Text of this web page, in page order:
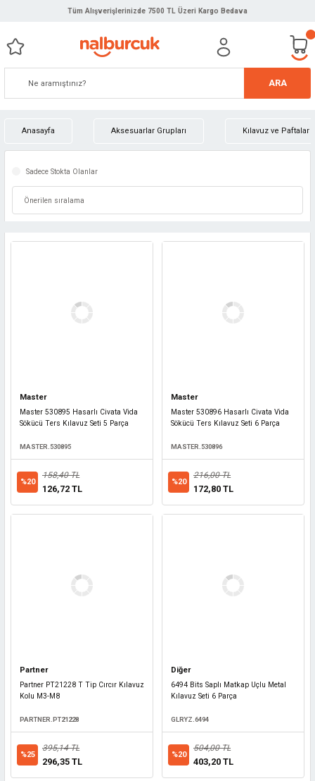
Tüm Alışverişlerinizde 7500 TL Üzeri Kargo Bedava
ARA
Anasayfa Aksesuarlar Grupları Kılavuz ve Paftalar
Sadece Stokta Olanlar
Master
Master 530895 Hasarlı Civata Vida
Sökücü Ters Kılavuz Seti 5 Parça
MASTER.530895
%20
158,40 TL
126,72 TL
Master
Master 530896 Hasarlı Civata Vida
Sökücü Ters Kılavuz Seti 6 Parça
MASTER.530896
%20
216,00 TL
172,80 TL
Partner
Partner PT21228 T Tip Cırcır Kılavuz
Kolu M3-M8
PARTNER.PT21228
%25
395,14 TL
296,35 TL
Diğer
6494 Bits Saplı Matkap Uçlu Metal
Kılavuz Seti 6 Parça
GLRYZ.6494
%20
504,00 TL
403,20 TL